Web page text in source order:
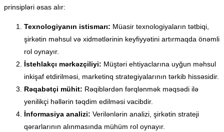
prinsipləri əsas alır:
Texnologiyanın istismarı: Müasir texnologiyaların tətbiqi,
şirkətin məhsul və xidmətlərinin keyfiyyətini artırmaqda önəmli
rol oynayır.
İstehlakçı mərkəzçiliyi: Müştəri ehtiyaclarına uyğun məhsul
inkişaf etdirilməsi, marketinq strategiyalarının tərkib hissəsidir.
Rəqabətçi mühit: Rəqiblərdən fərqlənmək məqsədi ilə
yenilikçi həllərin təqdim edilməsi vacibdir.
İnformasiya analizi: Verilənlərin analizi, şirkətin strateji
qərarlarının alınmasında mühüm rol oynayır.